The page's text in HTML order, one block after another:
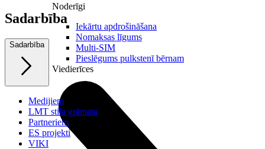
Noderīgi
Iekārtu apdrošināšana
Nomaksas līgums
Multi-SIM
Pieslēgums pulkstenī bērnam
Viedierīces
Sadarbība
Sadarbība
Medijiem
LMT stila grāmata
Partneriem
ES projekti
VIKI